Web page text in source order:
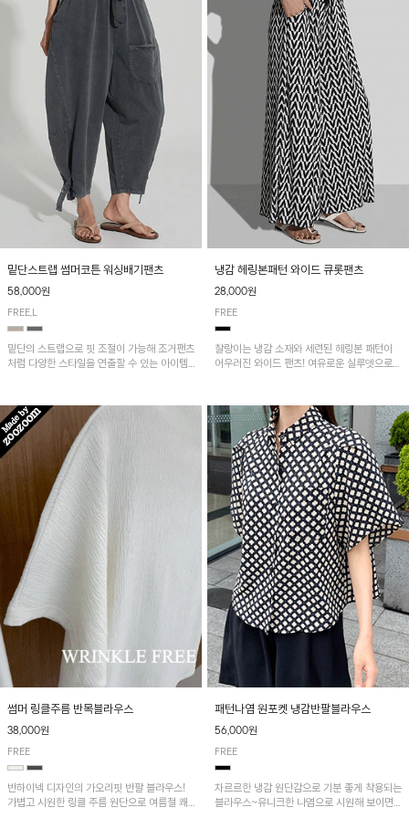
밑단스트랩 썸머코튼 워싱배기팬츠
58,000원
FREE,L
밑단의 스트랩으로 핏 조절이 가능해 조거팬츠
처럼 다양한 스타일을 연출할 수 있는 아이템!
냉감 헤링본패턴 와이드 큐롯팬츠
28,000원
FREE
찰랑이는 냉감 소재와 세련된 헤링본 패턴이
어우러진 와이드 팬츠! 여유로운 실루엣으로
다.
썸머 링클주름 반목블라우스
38,000원
FREE
반하이넥 디자인의 가오리핏 반팔 블라우스!
가볍고 시원한 링클 주름 원단으로 여름철 쾌
패턴나염 원포켓 냉감반팔블라우스
56,000원
FREE
차르르한 냉감 원단감으로 기분 좋게 착용되는
블라우스~유니크한 나염으로 시원해 보이면